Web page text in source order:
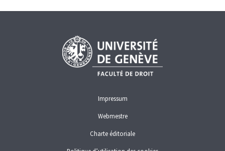
Impressum
Webmestre
Charte éditoriale